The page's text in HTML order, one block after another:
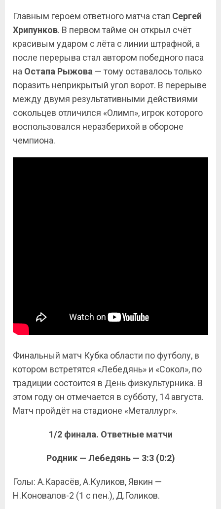
Главным героем ответного матча стал Сергей
Хрипунков. В первом тайме он открыл счёт
красивым ударом с лёта с линии штрафной, а
после перерыва стал автором победного паса
на Остапа Рыжова — тому оставалось только
поразить неприкрытый угол ворот. В перерыве
между двумя результативными действиями
сокольцев отличился «Олимп», игрок которого
воспользовался неразберихой в обороне
чемпиона.
Финальный матч Кубка области по футболу, в
котором встретятся «Лебедянь» и «Сокол», по
традиции состоится в День физкультурника. В
этом году он отмечается в субботу, 14 августа.
Матч пройдёт на стадионе «Металлург».
1/2 финала. Ответные матчи
Родник — Лебедянь — 3:3 (0:2)
Голы: А.Карасёв, А.Куликов, Явкин —
Н.Коновалов-2 (1 с пен.), Д.Голиков.